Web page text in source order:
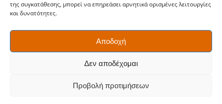
της συγκατάθεσης, μπορεί να επηρεάσει αρνητικά ορισμένες λειτουργίες
και δυνατότητες.
Αποδοχή
Δεν αποδέχομαι
Προβολή προτιμήσεων
Καθαρισμός και συντήρηση
Περιποιηθείτε τα εργαλεία κήπου σας για το χειμώνα.
Καθαρίστε το χώμα και τα λάδια από τα μεταλλικά
μέρη. Ψεκάστε τα με σπρέι καθαρισμού(τύπουWD40)
για την αφαίρεση βρωμιάς και την αποφυγή σκουριάς.